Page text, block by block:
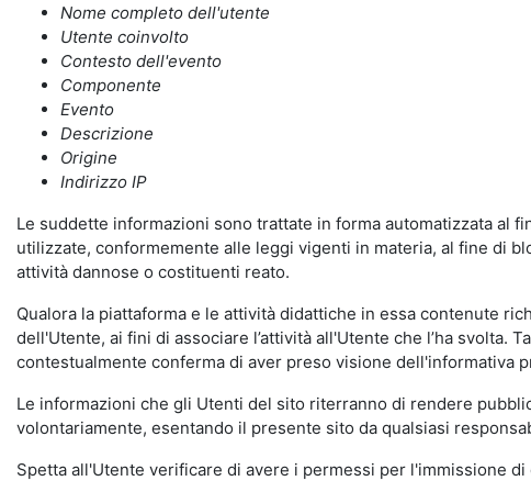
Nome completo dell'utente
Utente coinvolto
Contesto dell'evento
Componente
Evento
Descrizione
Origine
Indirizzo IP
Le suddette informazioni sono trattate in forma automatizzata
utilizzate, conformemente alle leggi vigenti in materia, al fine di
attività dannose o costituenti reato.
Qualora la piattaforma e le attività didattiche in essa contenute
dell'Utente, ai fini di associare l’attività all'Utente che l’ha svolta.
contestualmente conferma di aver preso visione dell'informativa
Le informazioni che gli Utenti del sito riterranno di rendere
volontariamente, esentando il presente sito da qualsiasi
Spetta all'Utente verificare di avere i permessi per l'immissione